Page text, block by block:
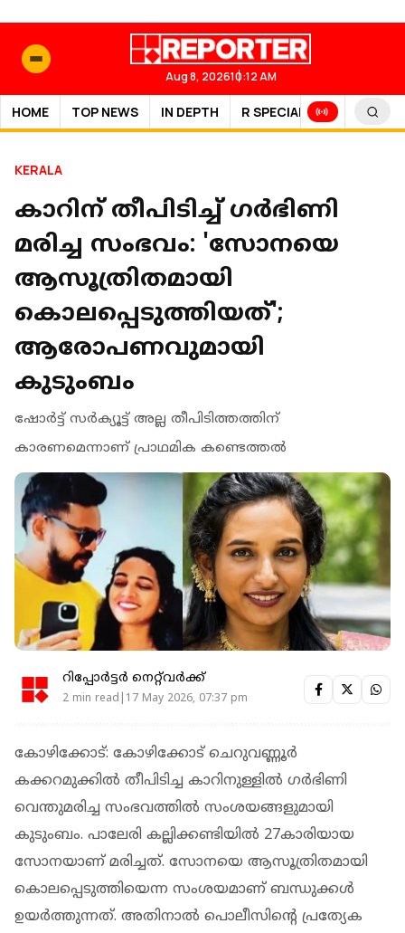
Aug 8, 202610:12 AM
HOME TOP NEWS IN DEPTH R SPECIAL SPORTS
KERALA
കാറിന് തീപിടിച്ച് ഗര്‍ഭിണി
മരിച്ച സംഭവം: 'സോനയെ
ആസൂത്രിതമായി
കൊലപ്പെടുത്തിയത്';
ആരോപണവുമായി
കുടുംബം
ഷോര്‍ട്ട് സര്‍ക്യൂട്ട് അല്ല തീപിടിത്തത്തിന്
കാരണമെന്നാണ് പ്രാഥമിക കണ്ടെത്തല്‍
റിപ്പോർട്ടർ നെറ്റ്‌വര്‍ക്ക്‌
2 min read|17 May 2026, 07:37 pm
കോഴിക്കോട്: കോഴിക്കോട് ചെറുവണ്ണൂര്‍
കക്കറമുക്കില്‍ തീപിടിച്ച കാറിനുള്ളില്‍ ഗര്‍ഭിണി
വെന്തുമരിച്ച സംഭവത്തില്‍ സംശയങ്ങളുമായി
കുടുംബം. പാലേരി കല്ലിക്കണ്ടിയില്‍ 27കാരിയായ
സോനയാണ് മരിച്ചത്. സോനയെ ആസൂത്രിതമായി
കൊലപ്പെടുത്തിയെന്ന സംശയമാണ് ബന്ധുക്കള്‍
ഉയര്‍ത്തുന്നത്. അതിനാല്‍ പൊലീസിന്റെ പ്രത്യേക